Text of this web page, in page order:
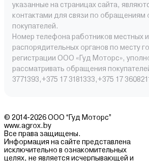
указанные на страницах сайта,
контактами для связи по обращениям
покупателей.
Номер телефона работников местных
распорядительных органов по месту
регистрации ООО «Гуд Моторс»,
рассматривать обращения
3771393,+375 17 3181333,+375 17
© 2014-2026 ООО “Гуд Моторс”
www.agrox.by
Все права защищены.
Информация на сайте представлена
исключительно в ознакомительных
целях, не является исчерпывающей и